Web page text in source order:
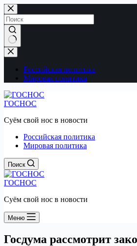
Перейти
к
сути
Ничего
не
найденоРоссийская политика
Мировая политика
ГОСНОС
Суём свой нос в новости
Российская политика
Мировая политика
Поиск
ГОСНОС
Суём свой нос в новости
Меню
Госдума рассмотрит